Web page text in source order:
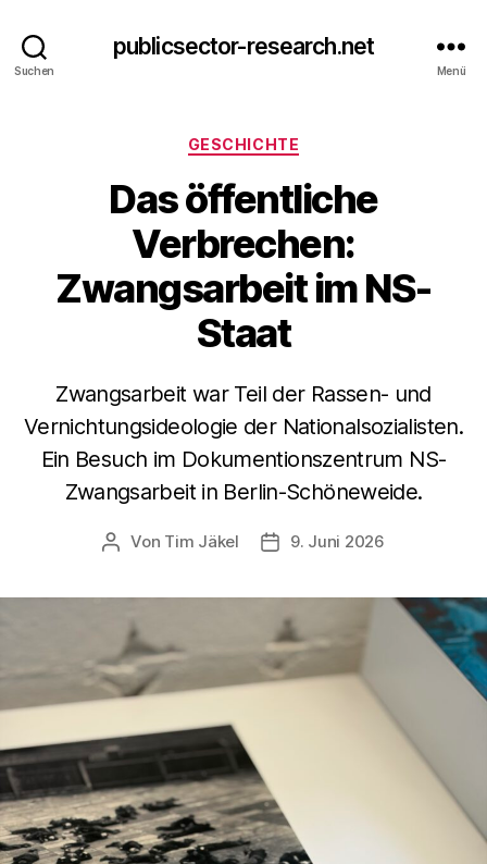
Suchen
publicsector-research.net
Menü
Kategorien
GESCHICHTE
Das öffentliche
Verbrechen:
Zwangsarbeit im NS-
Staat
Zwangsarbeit war Teil der Rassen- und
Vernichtungsideologie der Nationalsozialisten.
Ein Besuch im Dokumentionszentrum NS-
Zwangsarbeit in Berlin-Schöneweide.
Beitragsautor
Von Tim Jäkel Veröffentlichungsdatum
9. Juni 2026